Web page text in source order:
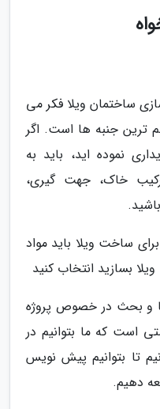
ساختمان ویلا فکر می
ترین جنبه ها است. اگر
نموده اید، باید به
خاک، جهت گیری،
ساخت ویلا باید مواد
بسازید انتخاب کنید
و بحث در خصوص پروژه
است که ما بتوانیم در
تا بتوانیم پیش نویس
دهیم.